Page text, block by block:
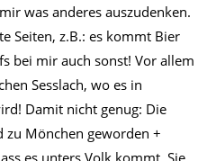
was anderes auszudenken.
Seiten, z.B.: es kommt Bier
bei mir auch sonst! Vor allem
Sesslach, wo es in
Damit nicht genug: Die
zu Mönchen geworden +